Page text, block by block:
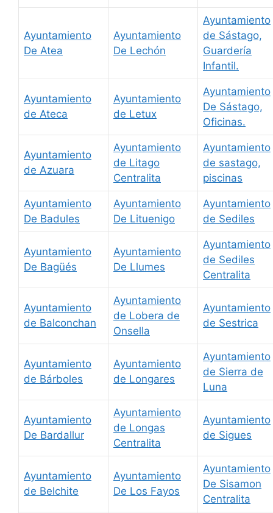
Ayuntamiento
De Atea
Ayuntamiento
De Lechón
Ayuntamiento
de Sástago,
Guardería
Infantil.
Ayuntamiento
de Ateca
Ayuntamiento
de Letux
Ayuntamiento
De Sástago,
Oficinas.
Ayuntamiento
de Azuara
Ayuntamiento
de Litago
Centralita
Ayuntamiento
de sastago,
piscinas
Ayuntamiento
De Badules
Ayuntamiento
De Lituenigo
Ayuntamiento
de Sediles
Ayuntamiento
De Bagüés
Ayuntamiento
De Llumes
Ayuntamiento
de Sediles
Centralita
Ayuntamiento
de Balconchan
Ayuntamiento
de Lobera de
Onsella
Ayuntamiento
de Sestrica
Ayuntamiento
de Bárboles
Ayuntamiento
de Longares
Ayuntamiento
de Sierra de
Luna
Ayuntamiento
De Bardallur
Ayuntamiento
de Longas
Centralita
Ayuntamiento
de Sigues
Ayuntamiento
de Belchite
Ayuntamiento
De Los Fayos
Ayuntamiento
De Sisamon
Centralita